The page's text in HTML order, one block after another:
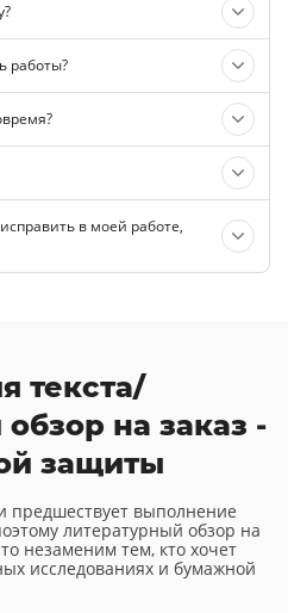
работы?
в моей работе,
текста/
на заказ -
защиты
предшествует выполнение
литературный обзор на
незаменим тем, кто хочет
исследованиях и бумажной